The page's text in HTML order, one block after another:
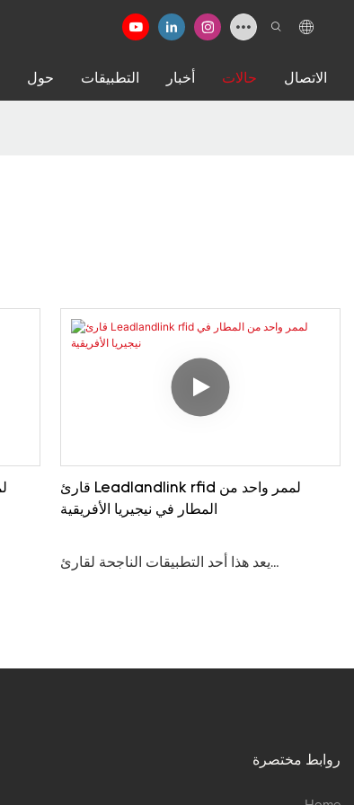
حول التطبيقات أخبار حالات الاتصال
قارئ Leadlandlink rfid لممر واحد من
المطار في نيجيريا الأفريقية
يعد هذا أحد التطبيقات الناجحة لقارئ
روابط مختصرة